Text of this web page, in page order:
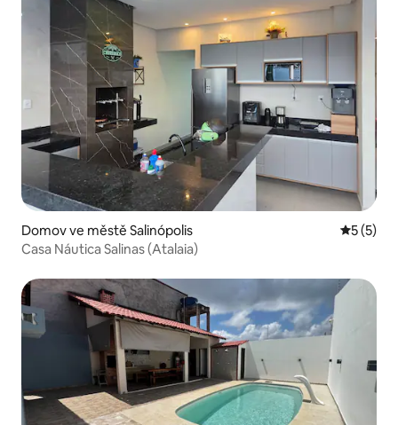
Domov ve městě Salinópolis
5 (5)
Casa Náutica Salinas (Atalaia)